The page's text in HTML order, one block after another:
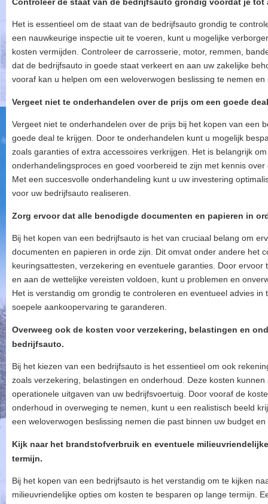
Het is essentieel om de staat van de bedrijfsauto grondig te
een nauwkeurige inspectie uit te voeren, kunt u mogelijke
kosten vermijden. Controleer de carrosserie, motor, remmen,
dat de bedrijfsauto in goede staat verkeert en aan uw zakelijke
vooraf kan u helpen om een weloverwogen beslissing te nemen
Vergeet niet te onderhandelen over de prijs om een goede
Vergeet niet te onderhandelen over de prijs bij het kopen van een
goede deal te krijgen. Door te onderhandelen kunt u mogelijk
zoals garanties of extra accessoires verkrijgen. Het is belangrijk
onderhandelingsproces en goed voorbereid te zijn met kennis
Met een succesvolle onderhandeling kunt u uw investering
voor uw bedrijfsauto realiseren.
Zorg ervoor dat alle benodigde documenten en papieren in
Bij het kopen van een bedrijfsauto is het van cruciaal belang om
documenten en papieren in orde zijn. Dit omvat onder andere het
keuringsattesten, verzekering en eventuele garanties. Door
en aan de wettelijke vereisten voldoen, kunt u problemen en
Het is verstandig om grondig te controleren en eventueel advies
soepele aankoopervaring te garanderen.
Overweeg ook de kosten voor verzekering, belastingen en
bedrijfsauto.
Bij het kiezen van een bedrijfsauto is het essentieel om ook
zoals verzekering, belastingen en onderhoud. Deze kosten
operationele uitgaven van uw bedrijfsvoertuig. Door vooraf de
onderhoud in overweging te nemen, kunt u een realistisch beeld
een weloverwogen beslissing nemen die past binnen uw budget
Kijk naar het brandstofverbruik en eventuele
termijn.
Bij het kopen van een bedrijfsauto is het verstandig om te kijken
milieuvriendelijke opties om kosten te besparen op lange termijn.